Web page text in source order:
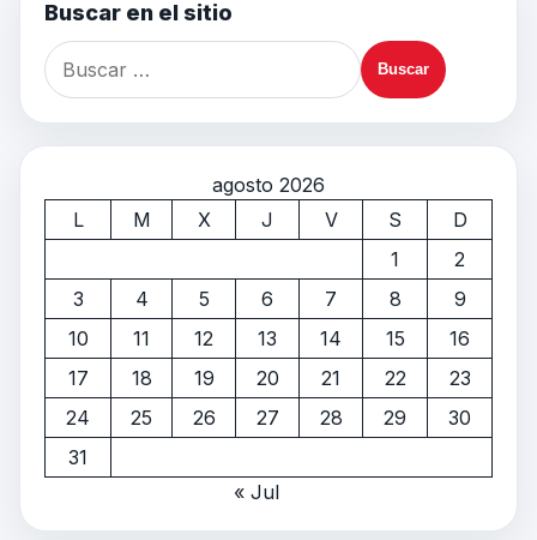
Buscar en el sitio
agosto 2026
L
M X J V S
D
1
2
3
4 5 6 7 8
9
10
11 12 13 14 15
16
17
18 19 20 21 22
23
24
25 26 27 28 29
30
31
« Jul